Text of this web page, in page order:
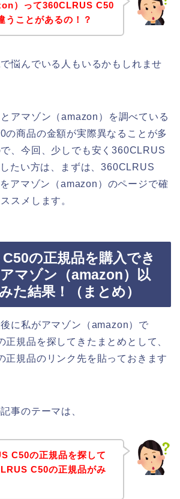
）って360CLRUS C50
うことがあるの！？
悩んでいる人もいるかもしれませ
アマゾン（amazon）を調べている
の商品の金額が実際異なることが多
、今回、少しでも安く360CLRUS
たい方は、まずは、360CLRUS
アマゾン（amazon）のページで確
スメします。
の正規品を購入でき
マゾン（amazon）以
た結果！（まとめ）
に私がアマゾン（amazon）で
規品を探してきたまとめとして、
規品のリンク先を貼っておきます
事のテーマは、
C50の正規品を探して
C50の正規品がみ